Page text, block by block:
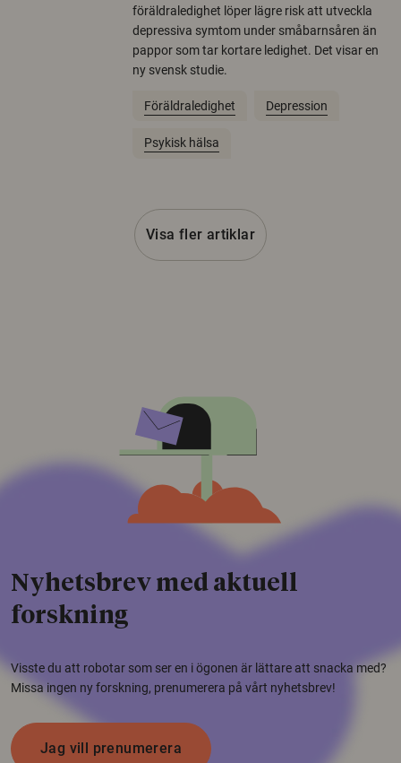
föräldraledighet löper lägre risk att utveckla
depressiva symtom under småbarnsåren än
pappor som tar kortare ledighet. Det visar en
ny svensk studie.
Föräldraledighet Depression
Psykisk hälsa
Visa fler artiklar
Nyhetsbrev med aktuell
forskning
Visste du att robotar som ser en i ögonen är lättare att snacka med?
Missa ingen ny forskning, prenumerera på vårt nyhetsbrev!
Jag vill prenumerera